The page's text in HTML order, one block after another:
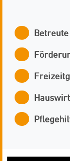
Soziale